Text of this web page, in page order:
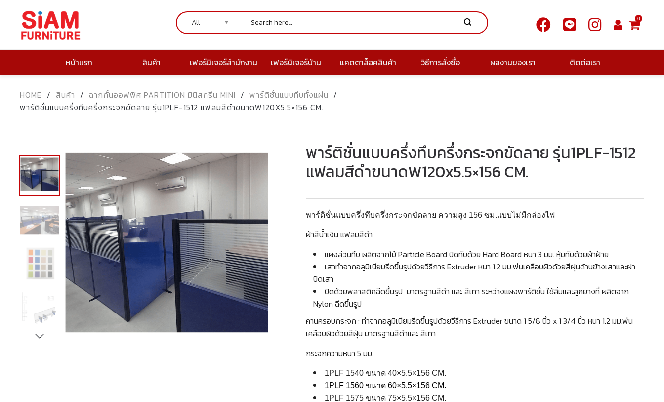
0
หน้าแรก สินค้า เฟอร์นิเจอร์สำนักงาน เฟอร์นิเจอร์บ้าน แคตตาล็อคสินค้า วิธีการสั่งซื้อ ผลงานของเรา ติดต่อเรา
HOME / สินค้า / ฉากกั้นออฟฟิศ PARTITION มินิสกรีน MINI / พาร์ติชั่นแบบทึบทั้งแผ่น /
พาร์ติชั่นแบบครึ่งทึบครึ่งกระจกขัดลาย รุ่น1PLF-1512 แฟลมสีดำขนาดW120X5.5×156 CM.
พาร์ติชั่นแบบครึ่งทึบครึ่งกระจกขัดลาย รุ่น1PLF-1512
แฟลมสีดำขนาดW120x5.5×156 CM.
พาร์ติชั่นแบบครึ่งทึบครึ่งกระจกขัดลาย ความสูง 156 ซม.แบบไม่มีกล่องไฟ
ผ้าสีน้ำเงิน แฟลมสีดำ
แผงส่วนทึบ ผลิตจากไม้ Particle Board ปิดทับด้วย Hard Board หนา 3 มม. หุ้มทับด้วยผ้าฝ้าย
เสาทำจากอลูมิเนียมรีดขึ้นรูปด้วยวีธีการ Extruder หนา 1.2 มม.พ่นเคลือบผิวด้วยสีฝุนด้านข้างเสาและฝา
ปิดเสา
ปิดด้วยพลาสติกฉีดขึ้นรูป มาตรฐานสีดำ และ สีเทา ระหว่างแผงพาร์ติชั่น ใช้ลิ่มและลูกยางที่ ผลิตจาก
Nylon ฉีดขึ้นรูป
คานครอบกระจก : ทำจากอลูมิเนียมรีดขึ้นรูปด้วยวีธีการ Extruder ขนาด 1 5/8 นิ้ว x 1 3/4 นิ้ว หนา 1.2 มม.พ่น
เคลือบผิวด้วยสีฝุ่น มาตรฐานสีดำและ สีเทา
กระจกความหนา 5 มม.
1PLF 1540 ขนาด 40×5.5×156 CM.
1PLF 1560 ขนาด 60×5.5×156 CM.
1PLF 1575 ขนาด 75×5.5×156 CM.